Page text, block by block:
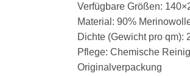
Verfügbare Größen:
Material: 90%
Dichte (Gewicht pro qm):
Pflege: Chemische
Originalverpackung